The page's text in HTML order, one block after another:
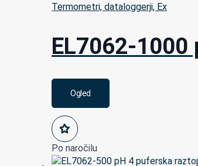
Termometri, dataloggerji, Ex
EL7062-
Ogled
Po naročilu